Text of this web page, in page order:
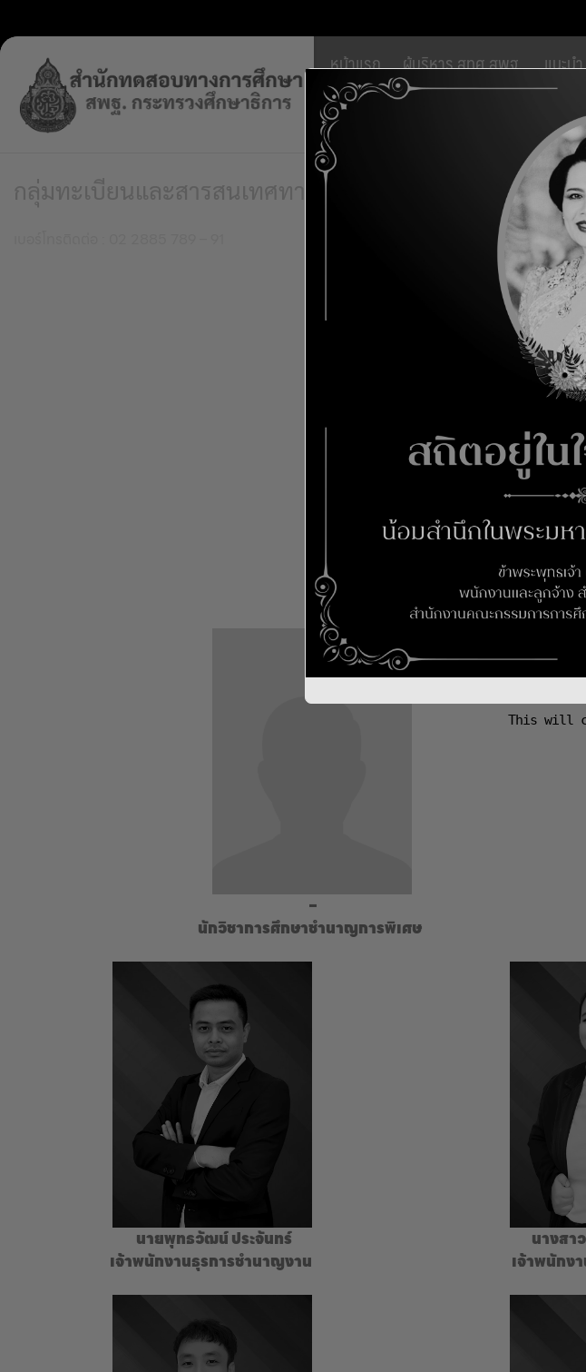
Skip
content
หน้าแรก ผู้บริหาร สทศ.สพฐ. แนะน
บริหารจัดการที่มีคุณภาพโดยทีมงาน
กลุ่มทะเบียนและสารสนเทศทางการศึกษา
ดร
นักวิชาการศึ
ผู้อำนวยการกลุ่มทะเบี
–
นักวิชาการศึกษาชำนาญการพิเศษ
นายพุทธวัฒน์ ประจันทร์
เจ้าพนักงานธุรการชำนาญงาน
นางสา
เจ้าพนักง
This will